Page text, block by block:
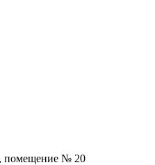
помещение № 20